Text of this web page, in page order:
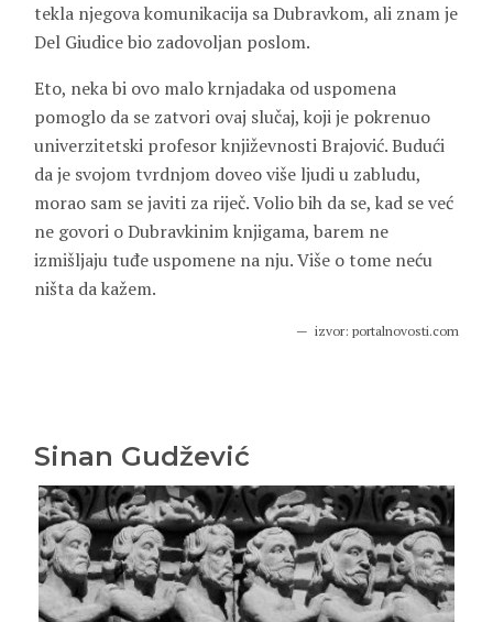
tekla njegova komunikacija sa Dubravkom, ali znam je
Del Giudice bio zadovoljan poslom.
Eto, neka bi ovo malo krnjadaka od uspomena
pomoglo da se zatvori ovaj slučaj, koji je pokrenuo
univerzitetski profesor književnosti Brajović. Budući
da je svojom tvrdnjom doveo više ljudi u zabludu,
morao sam se javiti za riječ. Volio bih da se, kad se već
ne govori o Dubravkinim knjigama, barem ne
izmišljaju tuđe uspomene na nju. Više o tome neću
ništa da kažem.
izvor: portalnovosti.com
Sinan Gudžević